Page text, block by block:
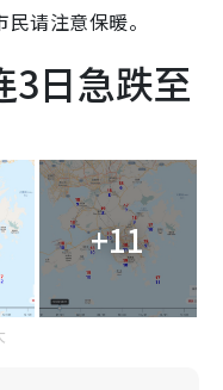
请注意保暖。
3日急跌至
+11